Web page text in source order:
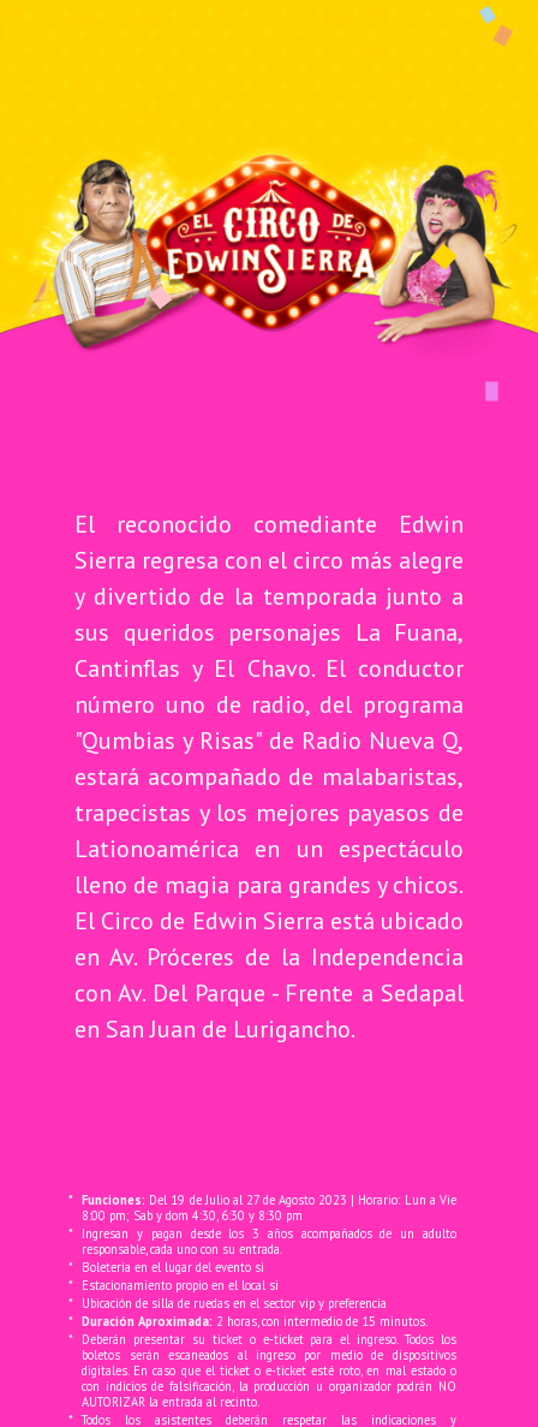
El reconocido comediante Edwin
Sierra regresa con el circo más alegre
y divertido de la temporada junto a
sus queridos personajes La Fuana,
Cantinflas y El Chavo. El conductor
número uno de radio, del programa
"Qumbias y Risas" de Radio Nueva Q,
estará acompañado de malabaristas,
trapecistas y los mejores payasos de
Lationoamérica en un espectáculo
lleno de magia para grandes y chicos.
El Circo de Edwin Sierra está ubicado
en Av. Próceres de la Independencia
con Av. Del Parque - Frente a Sedapal
en San Juan de Lurigancho.
* Funciones: Del 19 de Julio al 27 de Agosto 2023 | Horario: Lun a Vie
8:00 pm; Sab y dom 4:30, 6:30 y 8:30 pm
* Ingresan y pagan desde los 3 años acompañados de un adulto
responsable, cada uno con su entrada.
* Boletería en el lugar del evento si
* Estacionamiento propio en el local si
* Ubicación de silla de ruedas en el sector vip y preferencia
* Duración Aproximada: 2 horas, con intermedio de 15 minutos.
* Deberán presentar su ticket o e-ticket para el ingreso. Todos los
boletos serán escaneados al ingreso por medio de dispositivos
digitales. En caso que el ticket o e-ticket esté roto, en mal estado o
con indicios de falsificación, la producción u organizador podrán NO
AUTORIZAR la entrada al recinto.
* Todos los asistentes deberán respetar las indicaciones y